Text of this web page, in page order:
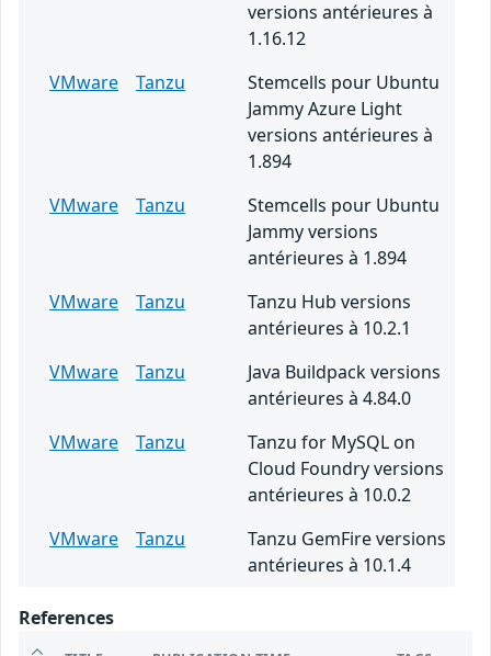
versions antérieures à
1.16.12
VMware
Tanzu
Stemcells pour Ubuntu
Jammy Azure Light
versions antérieures à
1.894
VMware
Tanzu
Stemcells pour Ubuntu
Jammy versions
antérieures à 1.894
VMware
Tanzu
Tanzu Hub versions
antérieures à 10.2.1
VMware
Tanzu
Java Buildpack versions
antérieures à 4.84.0
VMware
Tanzu
Tanzu for MySQL on
Cloud Foundry versions
antérieures à 10.0.2
VMware
Tanzu
Tanzu GemFire versions
antérieures à 10.1.4
References